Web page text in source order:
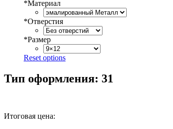
*Материал
*Отверстия
*Размер
Reset options
Тип оформления: 31
Итоговая цена: